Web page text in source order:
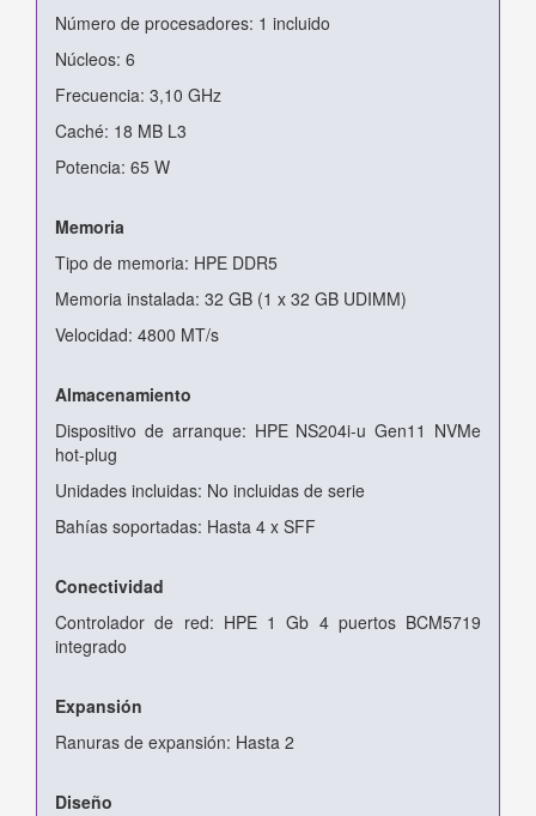
Número de procesadores: 1 incluido
Núcleos: 6
Frecuencia: 3,10 GHz
Caché: 18 MB L3
Potencia: 65 W
Memoria
Tipo de memoria: HPE DDR5
Memoria instalada: 32 GB (1 x 32 GB UDIMM)
Velocidad: 4800 MT/s
Almacenamiento
Dispositivo de arranque: HPE NS204i-u Gen11 NVMe
hot-plug
Unidades incluidas: No incluidas de serie
Bahías soportadas: Hasta 4 x SFF
Conectividad
Controlador de red: HPE 1 Gb 4 puertos BCM5719
integrado
Expansión
Ranuras de expansión: Hasta 2
Diseño